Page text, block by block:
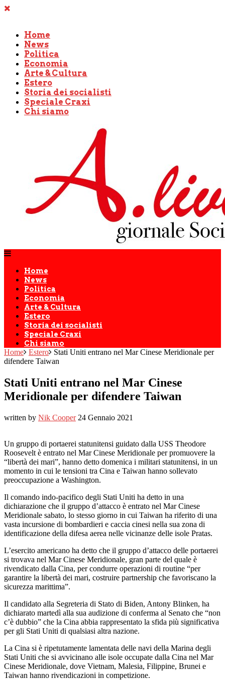
Home
News
Politica
Economia
Arte & Cultura
Estero
Storia dei socialisti
Speciale Craxi
Chi siamo
Home
News
Politica
Economia
Arte & Cultura
Estero
Storia dei socialisti
Speciale Craxi
Chi siamo
Home Estero
Stati Uniti entrano nel Mar Cinese Meridionale per
difendere Taiwan
Stati Uniti entrano nel Mar Cinese
Meridionale per difendere Taiwan
written by Nik Cooper 24 Gennaio 2021
Un gruppo di portaerei statunitensi guidato dalla USS Theodore
Roosevelt è entrato nel Mar Cinese Meridionale per promuovere la
“libertà dei mari”, hanno detto domenica i militari statunitensi, in un
momento in cui le tensioni tra Cina e Taiwan hanno sollevato
preoccupazione a Washington.
Il comando indo-pacifico degli Stati Uniti ha detto in una
dichiarazione che il gruppo d’attacco è entrato nel Mar Cinese
Meridionale sabato, lo stesso giorno in cui Taiwan ha riferito di una
vasta incursione di bombardieri e caccia cinesi nella sua zona di
identificazione della difesa aerea nelle vicinanze delle isole Pratas.
L’esercito americano ha detto che il gruppo d’attacco delle portaerei
si trovava nel Mar Cinese Meridionale, gran parte del quale è
rivendicato dalla Cina, per condurre operazioni di routine “per
garantire la libertà dei mari, costruire partnership che favoriscano la
sicurezza marittima”.
Il candidato alla Segreteria di Stato di Biden, Antony Blinken, ha
dichiarato martedì alla sua audizione di conferma al Senato che “non
c’è dubbio” che la Cina abbia rappresentato la sfida più significativa
per gli Stati Uniti di qualsiasi altra nazione.
La Cina si è ripetutamente lamentata delle navi della Marina degli
Stati Uniti che si avvicinano alle isole occupate dalla Cina nel Mar
Cinese Meridionale, dove Vietnam, Malesia, Filippine, Brunei e
Taiwan hanno rivendicazioni in competizione.